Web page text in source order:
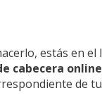
estás en
cabecera online
de